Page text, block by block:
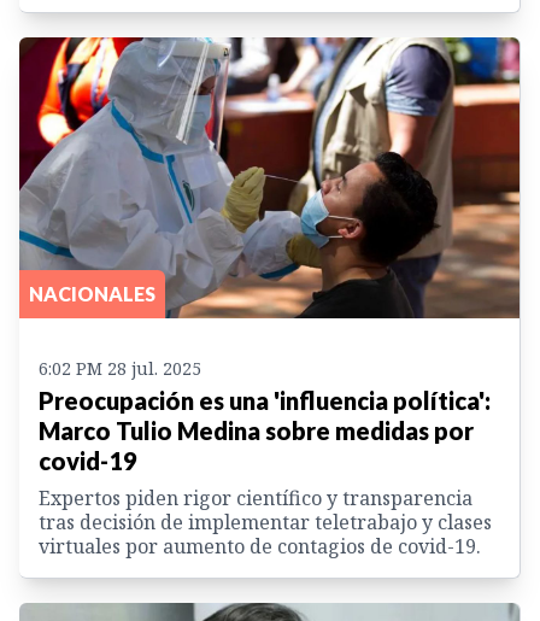
NACIONALES
6:02 PM 28 jul. 2025
Preocupación es una 'influencia política':
Marco Tulio Medina sobre medidas por
covid-19
Expertos piden rigor científico y transparencia
tras decisión de implementar teletrabajo y clases
virtuales por aumento de contagios de covid-19.